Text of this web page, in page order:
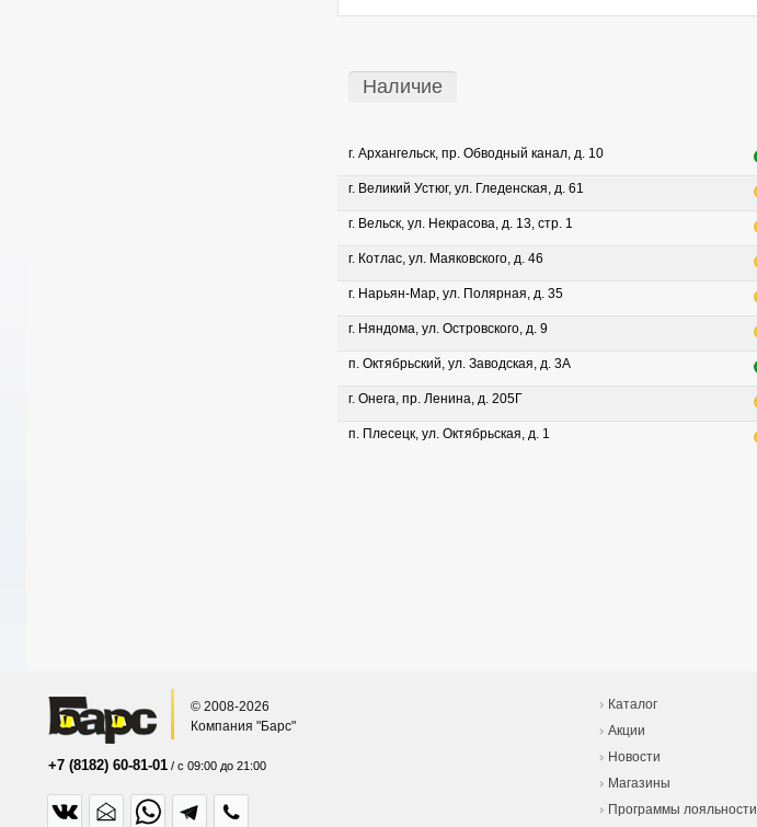
Наличие
г. Архангельск, пр. Обводный канал, д. 10
г. Великий Устюг, ул. Гледенская, д. 61
г. Вельск, ул. Некрасова, д. 13, стр. 1
г. Котлас, ул. Маяковского, д. 46
г. Нарьян-Мар, ул. Полярная, д. 35
г. Няндома, ул. Островского, д. 9
п. Октябрьский, ул. Заводская, д. 3А
г. Онега, пр. Ленина, д. 205Г
п. Плесецк, ул. Октябрьская, д. 1
© 2008-2026
Компания "Барс"
+7 (8182) 60-81-01 / с 09:00 до 21:00
Каталог
Акции
Новости
Магазины
Программы лояльности